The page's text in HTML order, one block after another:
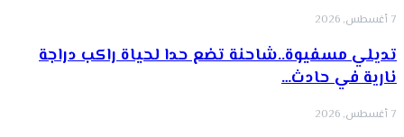
7 أغسطس, 2026
تديلي مسفيوة..شاحنة تضع حدا لحياة راكب دراجة
نارية في حادث…
7 أغسطس, 2026